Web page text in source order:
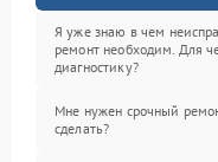
Я уже знаю в чем
ремонт необходим. Для
диагностику?
Мне нужен срочный
сделать?